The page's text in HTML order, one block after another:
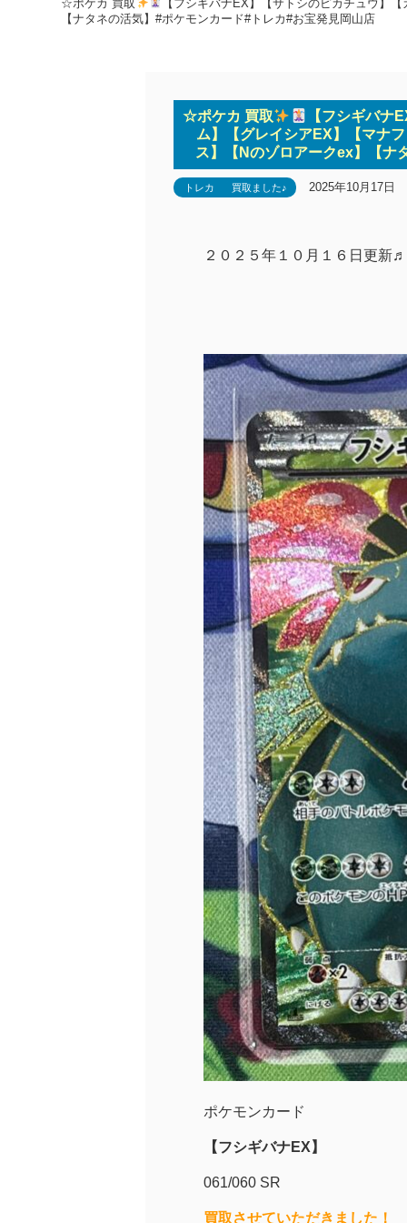
☆ポケカ 買取
【フシギバナEX】【サトシのピカチュウ】
【ナタネの活気】#ポケモンカード#トレカ#お宝発見岡山店
☆ポケカ 買取
【フシギバナ
ム】【グレイシアEX】【マナ
ス】【Nのゾロアークex】【ナ
トレカ 買取ました♪ 2025年10月17日
２０２５年１０月１６日更新♬
ポケモンカード
【フシギバナEX】
061/060 SR
買取させていただきました！